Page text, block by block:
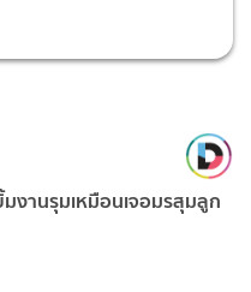
มงานรุมเหมือนเจอมรสุมลูก